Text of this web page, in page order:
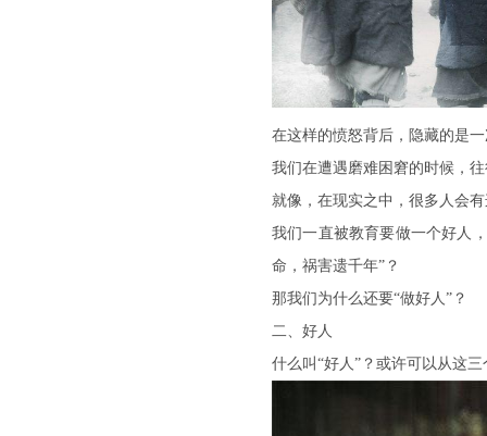
在这样的愤怒背后，隐藏的是
我们在遭遇磨难困窘的时候，
就像，在现实之中，很多人会
我们一直被教育要做一个好人
命，祸害遗千年”？
那我们为什么还要“做好人”？
二、好人
什么叫“好人”？或许可以从这